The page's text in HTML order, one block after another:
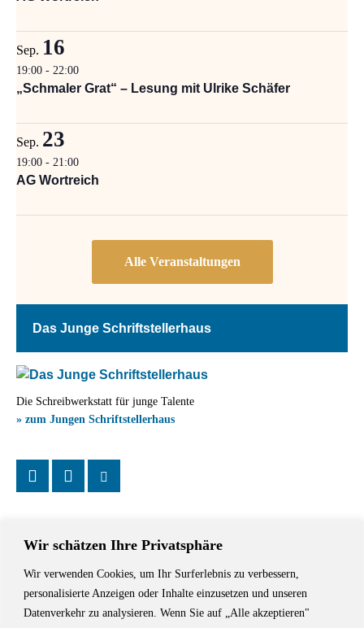
Wir schätzen Ihre Privatsphäre
Wir verwenden Cookies, um Ihr Surferlebnis zu verbessern,
personalisierte Anzeigen oder Inhalte einzusetzen und unseren
Datenverkehr zu analysieren. Wenn Sie auf „Alle akzeptieren"
Sep. 16
19:00 - 22:00
„Schmaler Grat“ – Lesung mit Ulrike Schäfer
Sep. 23
19:00 - 21:00
AG Wortreich
Das Junge Schriftstellerhaus
Die Schreibwerkstatt für junge Talente
» zum Jungen Schriftstellerhaus
Das Schriftstellerhaus ist ein beliebter Treffpunkt für Autorinnen und
Autoren aus Stuttgart und der Region sowie ein Veranstaltungsort für
Lesungen, Tagungen und Schreibwerkstätten.